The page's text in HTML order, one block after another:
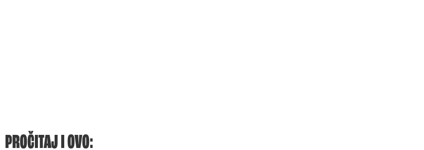
PROČITAJ I OVO: